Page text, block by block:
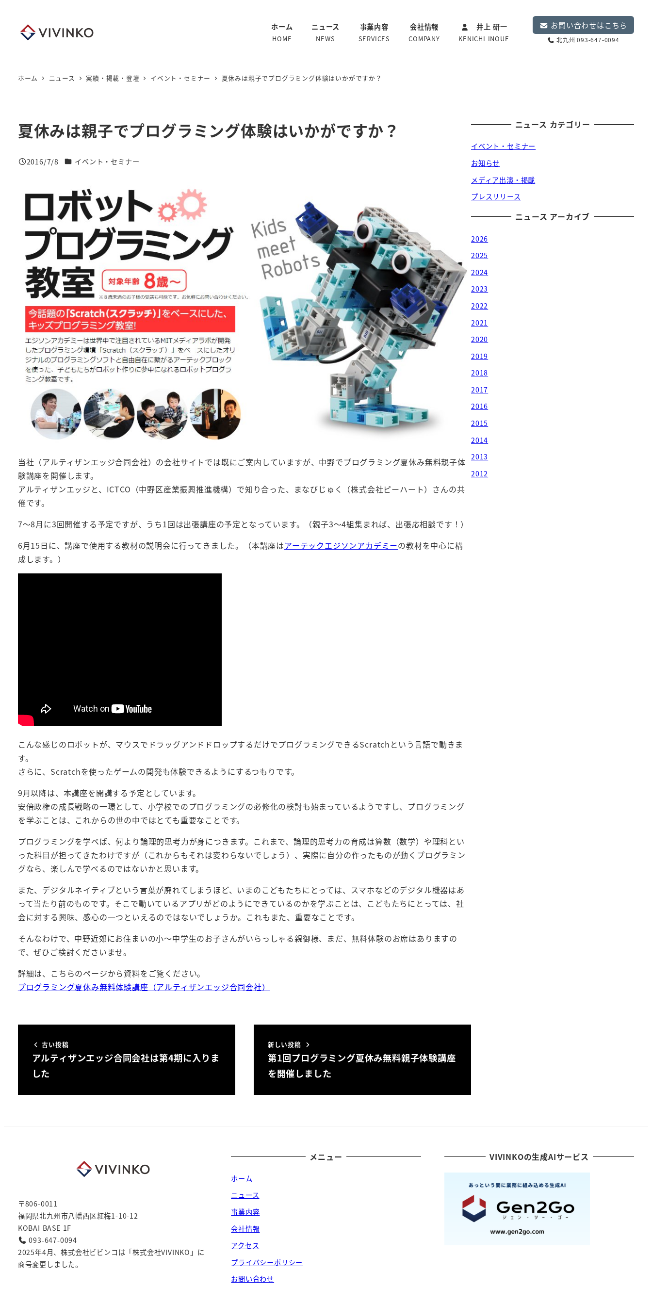
ホーム
HOME
ニュース
NEWS
事業内容
SERVICES
会社情報
COMPANY
井上 研一
KENICHI INOUE
お問い合わせはこちら
北九州 093-647-0094
ホーム ニュース 実績・掲載・登壇 イベント・セミナー 夏休みは親子でプログラミング体験はいかがですか？
夏休みは親子でプログラミング体験はいかがですか？
投稿日
2016/7/8 ニュースカテゴリー
イベント・セミナー
当社（アルティザンエッジ合同会社）の会社サイトでは既にご案内していますが、中野でプログラミング夏休み無料親子体
験講座を開催します。
アルティザンエッジと、ICTCO（中野区産業振興推進機構）で知り合った、まなびじゅく（株式会社ピーハート）さんの共
催です。
7～8月に3回開催する予定ですが、うち1回は出張講座の予定となっています。（親子3～4組集まれば、出張応相談です！）
6月15日に、講座で使用する教材の説明会に行ってきました。（本講座はアーテックエジソンアカデミーの教材を中心に構
成します。）
こんな感じのロボットが、マウスでドラッグアンドドロップするだけでプログラミングできるScratchという言語で動きま
す。
さらに、Scratchを使ったゲームの開発も体験できるようにするつもりです。
9月以降は、本講座を開講する予定としています。
安倍政権の成長戦略の一環として、小学校でのプログラミングの必修化の検討も始まっているようですし、プログラミング
を学ぶことは、これからの世の中ではとても重要なことです。
プログラミングを学べば、何より論理的思考力が身につきます。これまで、論理的思考力の育成は算数（数学）や理科とい
った科目が担ってきたわけですが（これからもそれは変わらないでしょう）、実際に自分の作ったものが動くプログラミン
グなら、楽しんで学べるのではないかと思います。
また、デジタルネイティブという言葉が廃れてしまうほど、いまのこどもたちにとっては、スマホなどのデジタル機器はあ
って当たり前のものです。そこで動いているアプリがどのようにできているのかを学ぶことは、こどもたちにとっては、社
会に対する興味、感心の一つといえるのではないでしょうか。これもまた、重要なことです。
そんなわけで、中野近郊にお住まいの小～中学生のお子さんがいらっしゃる親御様、まだ、無料体験のお席はありますの
で、ぜひご検討くださいませ。
詳細は、こちらのページから資料をご覧ください。
プログラミング夏休み無料体験講座（アルティザンエッジ合同会社）
古い投稿
アルティザンエッジ合同会社は第4期に入りま
した
新しい投稿
第1回プログラミング夏休み無料親子体験講座
を開催しました
ニュース カテゴリー
イベント・セミナー
お知らせ
メディア出演・掲載
プレスリリース
ニュース アーカイブ
2026
2025
2024
2023
2022
2021
2020
2019
2018
2017
2016
2015
2014
2013
2012
〒806-0011
福岡県北九州市八幡西区紅梅1-10-12
KOBAI BASE 1F
093-647-0094
2025年4月、株式会社ビビンコは「株式会社VIVINKO」に
商号変更しました。
メニュー
ホーム
ニュース
事業内容
会社情報
アクセス
プライバシーポリシー
お問い合わせ
VIVINKOの生成AIサービス